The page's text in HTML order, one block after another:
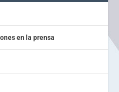
en la prensa